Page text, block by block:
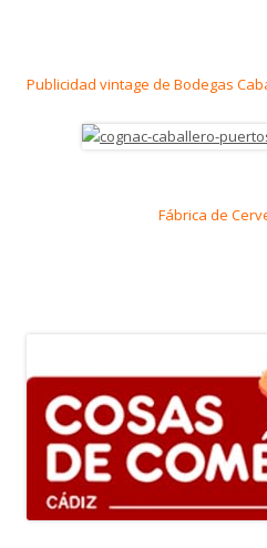
Publicidad vintage de Bodegas
Fábrica de